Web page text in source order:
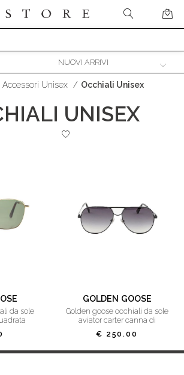
Accessori Unisex / Occhiali Unisex
UNISEX
GOLDEN GOOSE
golden goose occhiali da sole
aviator carter canna di
€ 250.00